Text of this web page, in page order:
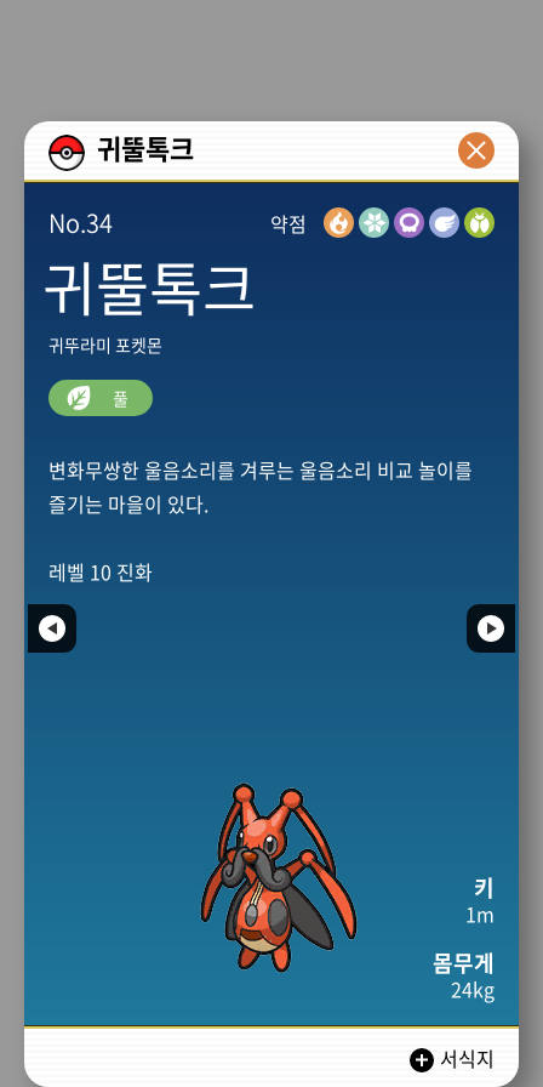
귀뚤톡크
No.34
귀뚤톡크
귀뚜라미 포켓몬
풀
변화무쌍한 울음소리를 겨루는 울음소리 비교 놀이를
즐기는 마을이 있다.
레벨 10 진화
키
1m
몸무게
24kg
약점
서식지